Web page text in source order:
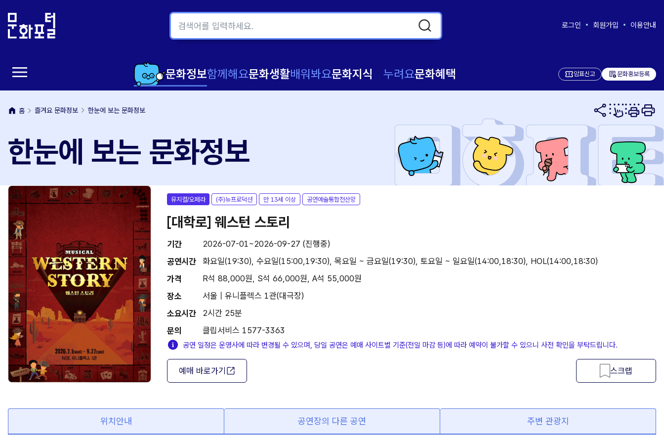
문
내
메
뉴
로그인 회원가입 이용안내
메
기
menu 문화정보함께해요문화생활배워봐요문화지식 누려요문화혜택 암표신고 add_notes문화홍보등록
home 홈 즐겨요 문화정보 한눈에 보는 문화정보
한눈에 보는 문화정보
뮤지컬/오페라 (주)뉴프로덕션 만 13세 이상 공연예술통합전산망
[대학로] 웨스턴 스토리
기간
2026-07-01~2026-09-27 (진행중)
공연시간
화요일(19:30), 수요일(15:00,19:30), 목요일 ~ 금요일(19:30), 토요일 ~ 일요일(14:00,18:30), HOL(14:00,18:30)
가격
R석 88,000원, S석 66,000원, A석 55,000원
장소
서울 | 유니플렉스 1관(대극장)
소요시간
2시간 25분
문의
클립서비스 1577-3363
공연 일정은 운영사에 따라 변경될 수 있으며, 당일 공연은 예매 사이트별 기준(전일 마감 등)에 따라 예약이 불가할 수 있으니 사전 확인을 부탁드립니다.
예매 바로가기 스크랩
위치안내 공연장의 다른 공연 주변 관광지